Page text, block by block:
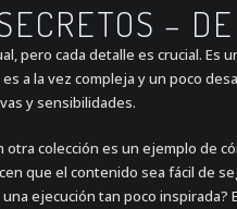
–
pero cada detalle es crucial. Es
a la vez compleja y un poco
y sensibilidades.
colección es un ejemplo de
que el contenido sea fácil de
ejecución tan poco inspirada?